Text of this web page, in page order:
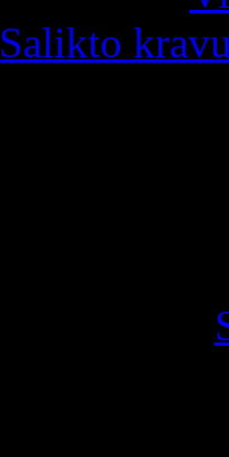
Salikto